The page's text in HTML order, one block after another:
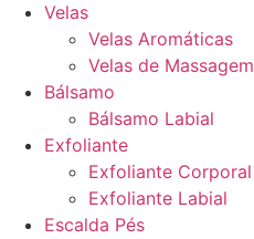
Velas
Velas Aromáticas
Velas de Massagem
Bálsamo
Bálsamo Labial
Exfoliante
Exfoliante Corporal
Exfoliante Labial
Escalda Pés